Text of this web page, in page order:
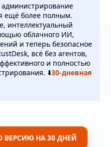
администрирование
ещё более полным.
интеллектуальный
облачного ИИ,
и теперь безопасное
всё без агентов,
и полностью
⬇️30-дневная
ВЕРСИЮ НА 30 ДНЕЙ